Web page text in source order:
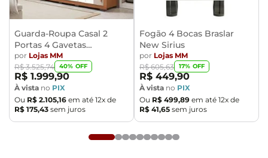
- Montagem, desmontagem e outras instalações serão
de responsabilidade do cliente. Não nos
responsabilizamos, no ato da entrega, por subir
escadas/elevadores ou pelo transporte por guincho em
apartamentos. Eventuais despesas são de
responsabilidade do comprador.
- Confira as dimensões do produto e certifique-se de
que passará normalmente por supostos elevadores,
portas, escadas e/ou corredores de sua residência.
Guarda-Roupa Casal 2
Portas 4 Gavetas
Caemmun Moviment
por Lojas MM
R$ 3.525,74 40% OFF
R$ 1.999,90
À vista no PIX
Ou R$ 2.105,16 em até 12x de
R$ 175,43 sem juros
Fogão 4 Bocas Braslar
New Sirius
por Lojas MM
R$ 605,63 17% OFF
R$ 449,90
À vista no PIX
Ou R$ 499,89 em até 12x de
R$ 41,65 sem juros